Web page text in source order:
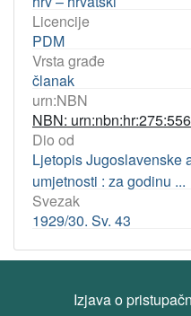
Licencije
PDM
Vrsta građe
članak
urn:NBN
NBN:
Dio od
Ljetopis Jugoslavenske
umjetnosti : za godinu ...
Svezak
1929/30. Sv. 43
Izjava o